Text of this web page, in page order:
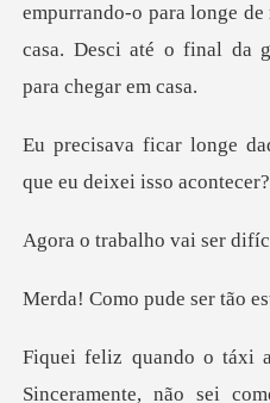
-o para longe
casa. Desci até
qu
o vai ser difíc
pude ser tão